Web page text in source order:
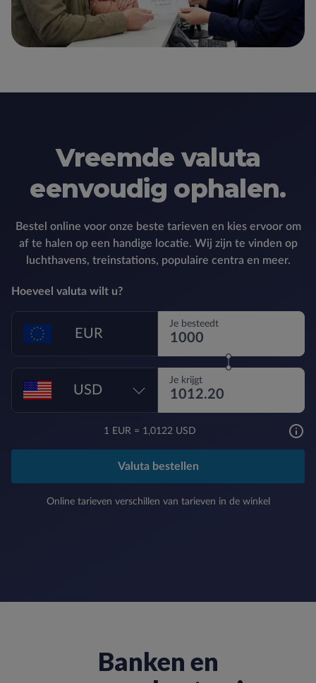
Vreemde valuta
eenvoudig ophalen.
Bestel online voor onze beste tarieven en kies ervoor om
af te halen op een handige locatie. Wij zijn te vinden op
luchthavens, treinstations, populaire centra en meer.
Hoeveel valuta wilt u?
EUR
Je besteedt
USD
Je krijgt
1 EUR= 1,0122 USD
Valuta bestellen
Online tarieven verschillen van tarieven in de winkel
Banken en